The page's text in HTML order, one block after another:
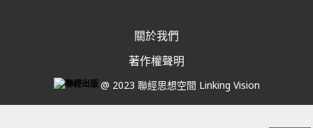
關於我們
著作權聲明
@ 2023 聯經思想空間 Linking Vision